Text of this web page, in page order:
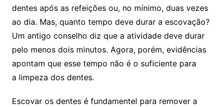
dentes após as refeições ou, no mínimo, duas vezes
ao dia. Mas, quanto tempo deve durar a escovação?
Um antigo conselho diz que a atividade deve durar
pelo menos dois minutos. Agora, porém, evidências
apontam que esse tempo não é o suficiente para
a limpeza dos dentes.
Escovar os dentes é fundamentel para remover a